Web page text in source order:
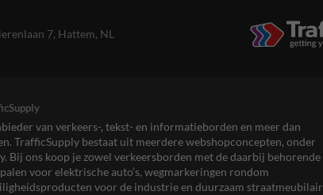
7, Hattem, NL
van verkeers-, tekst- en informatieborden en meer dan
TrafficSupply bestaat uit meerdere webshopconcepten, onder
Bij ons koop je zowel verkeersborden met de daarbij behorende
voor elektrische auto’s, wegmarkeringen rondom
voor de industrie en duurzaam straatmeubilair